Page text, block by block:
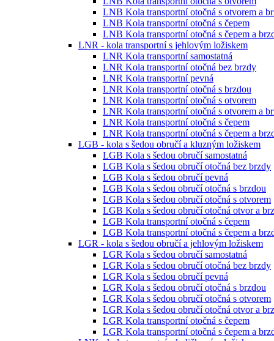
LNB Kola transportní otočná s otvorem a
LNB Kola transportní otočná s čepem
LNB Kola transportní otočná s čepem a
LNR - kola transportní s jehlovým ložiskem
LNR Kola transportní samostatná
LNR Kola transportní otočná bez brzdy
LNR Kola transportní pevná
LNR Kola transportní otočná s brzdou
LNR Kola transportní otočná s otvorem
LNR Kola transportní otočná s otvorem a
LNR Kola transportní otočná s čepem
LNR Kola transportní otočná s čepem a
LGB - kola s šedou obručí a kluzným ložiskem
LGB Kola s šedou obručí samostatná
LGB Kola s šedou obručí otočná bez brzdy
LGB Kola s šedou obručí pevná
LGB Kola s šedou obručí otočná s brzdou
LGB Kola s šedou obručí otočná s otvorem
LGB Kola s šedou obručí otočná otvor a
LGB Kola transportní otočná s čepem
LGB Kola transportní otočná s čepem a
LGR - kola s šedou obručí a jehlovým ložiskem
LGR Kola s šedou obručí samostatná
LGR Kola s šedou obručí otočná bez brzdy
LGR Kola s šedou obručí pevná
LGR Kola s šedou obručí otočná s brzdou
LGR Kola s šedou obručí otočná s otvorem
LGR Kola s šedou obručí otočná otvor a
LGR Kola transportní otočná s čepem
LGR Kola transportní otočná s čepem a